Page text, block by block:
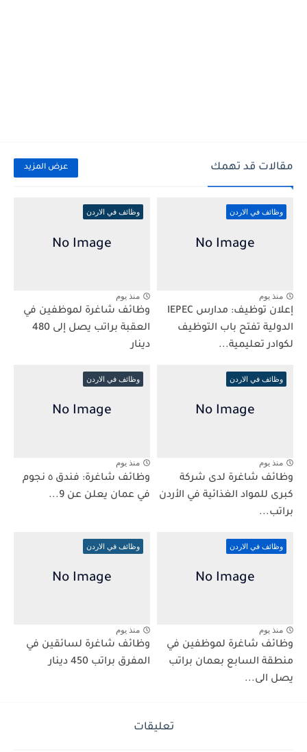
مقالات قد تهمك عرض المزيد
وظائف في الاردن
منذ يوم
إعلان توظيف: مدارس IEPEC
الدولية تفتح باب التوظيف
لكوادر تعليمية...
وظائف في الاردن
منذ يوم
وظائف شاغرة لموظفين في
العقبة براتب يصل إلى 480
دينار
وظائف في الاردن
منذ يوم
وظائف شاغرة لدى شركة
كبرى للمواد الغذائية في الأردن
براتب...
وظائف في الاردن
منذ يوم
وظائف شاغرة: فندق ٥ نجوم
في عمان يعلن عن 9...
وظائف في الاردن
منذ يوم
وظائف شاغرة لموظفين في
منطقة السابع بعمان براتب
يصل الى...
وظائف في الاردن
منذ يوم
وظائف شاغرة لسائقين في
المفرق براتب 450 دينار
تعليقات